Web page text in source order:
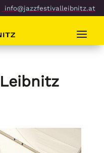
info@jazzfestivalleibnitz.at